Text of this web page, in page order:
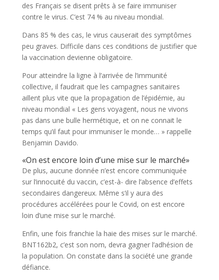
des Français se disent prêts à se faire immuniser
contre le virus. C’est 74 % au niveau mondial.
Dans 85 % des cas, le virus causerait des symptômes
peu graves. Difficile dans ces conditions de justifier que
la vaccination devienne obligatoire.
Pour atteindre la ligne à l’arrivée de l’immunité
collective, il faudrait que les campagnes sanitaires
aillent plus vite que la propagation de l’épidémie, au
niveau mondial « Les gens voyagent, nous ne vivons
pas dans une bulle hermétique, et on ne connait le
temps qu’il faut pour immuniser le monde… » rappelle
Benjamin Davido.
«On est encore loin d’une mise sur le marché»
De plus, aucune donnée n’est encore communiquée
sur l’innocuité du vaccin, c’est-à- dire l’absence d’effets
secondaires dangereux. Même s’il y aura des
procédures accélérées pour le Covid, on est encore
loin d’une mise sur le marché.
Enfin, une fois franchie la haie des mises sur le marché.
BNT162b2, c’est son nom, devra gagner l’adhésion de
la population. On constate dans la société une grande
défiance.